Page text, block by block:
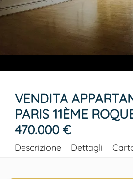
VENDITA
PARIS 11ÈME
470.000 €
Descrizione Dettagli